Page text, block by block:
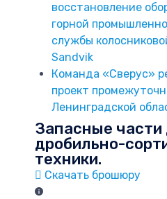
восстановление
горной
службы
Sandvik
Команда «Сверус»
проект
Ленинградской
Запасные части
дробильно-
техники.
Скачать брошюру